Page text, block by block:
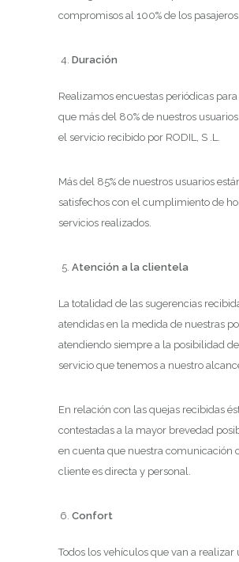
compromisos al 100% de los pasajeros.
Duración
Realizamos encuestas periódicas
que más del 80% de nuestros
el servicio recibido por RODIL, S .L.
Más del 85% de nuestros usuarios
satisfechos con el cumplimiento de
servicios realizados.
Atención a la clientela
La totalidad de las sugerencias
atendidas en la medida de nuestras
atendiendo siempre a la posibilidad
servicio que tenemos a nuestro
En relación con las quejas recibidas
contestadas a la mayor brevedad
en cuenta que nuestra comunicación
cliente es directa y personal.
Confort
Todos los vehículos que van a realizar